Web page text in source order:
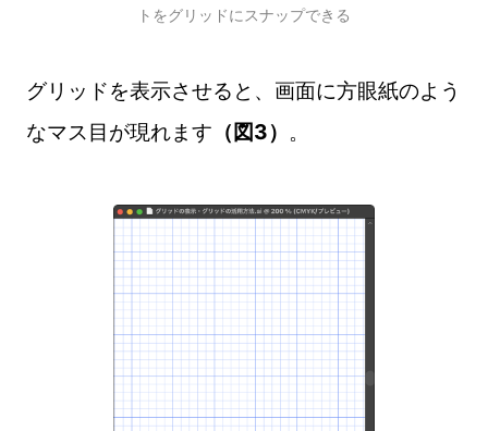
トをグリッドにスナップできる
グリッドを表示させると、画面に方眼紙のよう
なマス目が現れます （図3） 。